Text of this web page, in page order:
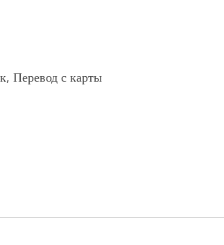
Перевод с карты